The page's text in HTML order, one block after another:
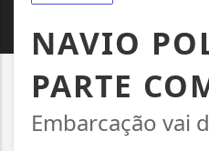
NAVIO
PARTE
Embarcação vai